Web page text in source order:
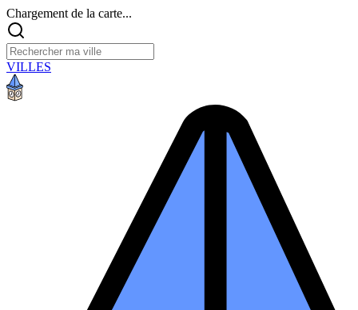
Chargement de la carte...
VILLES